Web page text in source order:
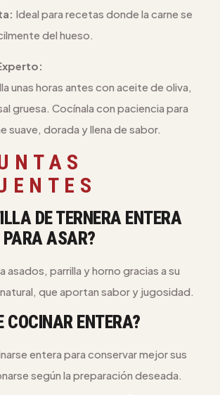
Ideal para recetas donde la carne se
del hueso.
unas horas antes con aceite de oliva,
gruesa. Cocínala con paciencia para
suave, dorada y llena de sabor.
DE TERNERA ENTERA
PARA ASAR?
asados, parrilla y horno gracias a su
que aportan sabor y jugosidad.
COCINAR ENTERA?
entera para conservar mejor sus
según la preparación deseada.